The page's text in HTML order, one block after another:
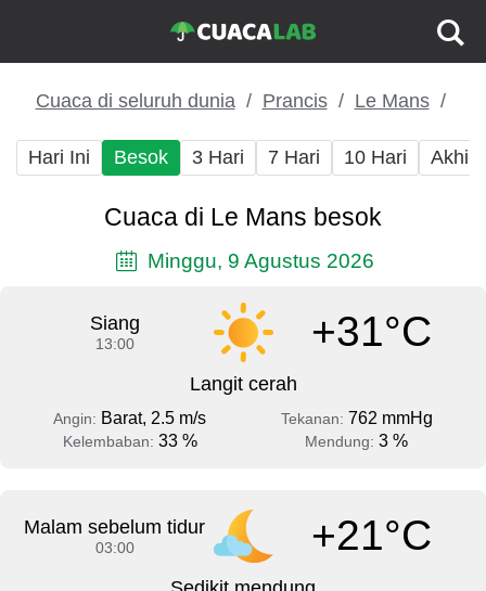
Cuaca di seluruh dunia Prancis Le Mans
Hari Ini Besok 3 Hari 7 Hari 10 Hari Akhir
Cuaca di Le Mans besok
Minggu, 9 Agustus 2026
Siang
13:00 +31°C
Langit cerah
Angin: Barat, 2.5 m/s Tekanan: 762 mmHg
Kelembaban: 33 % Mendung: 3 %
Malam sebelum tidur
03:00 +21°C